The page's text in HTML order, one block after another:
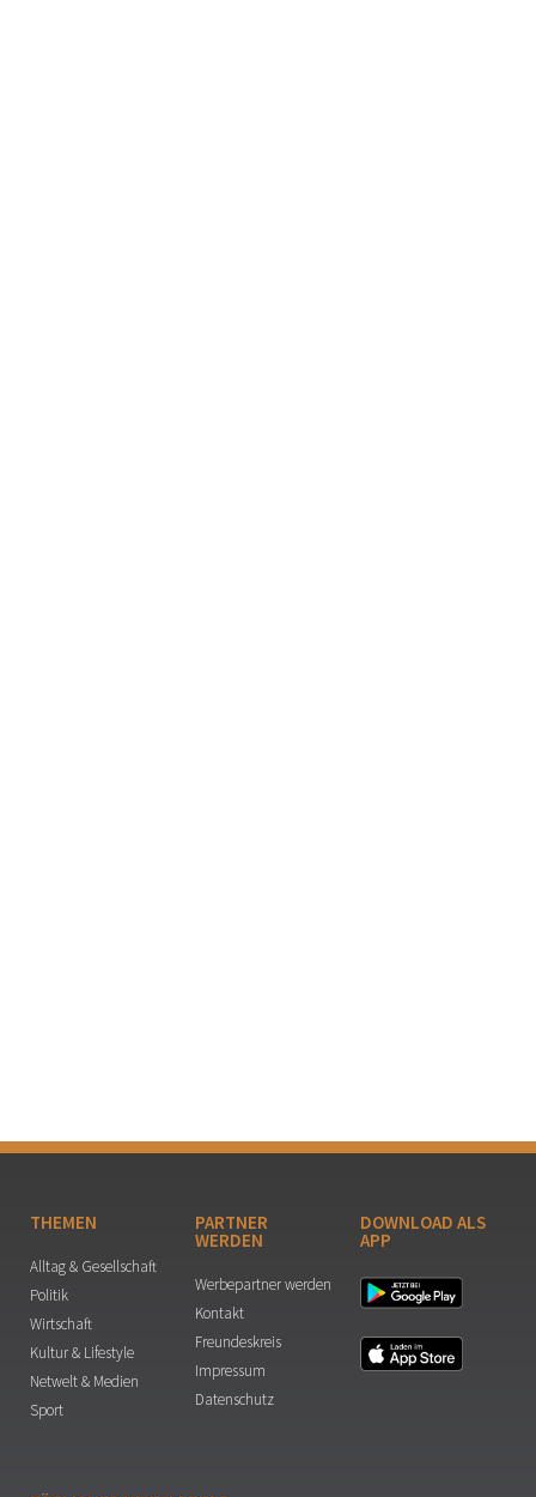
THEMEN
Alltag & Gesellschaft
Politik
Wirtschaft
Kultur & Lifestyle
Netwelt & Medien
Sport
PARTNER
WERDEN
Werbepartner werden
Kontakt
Freundeskreis
Impressum
Datenschutz
DOWNLOAD ALS
APP